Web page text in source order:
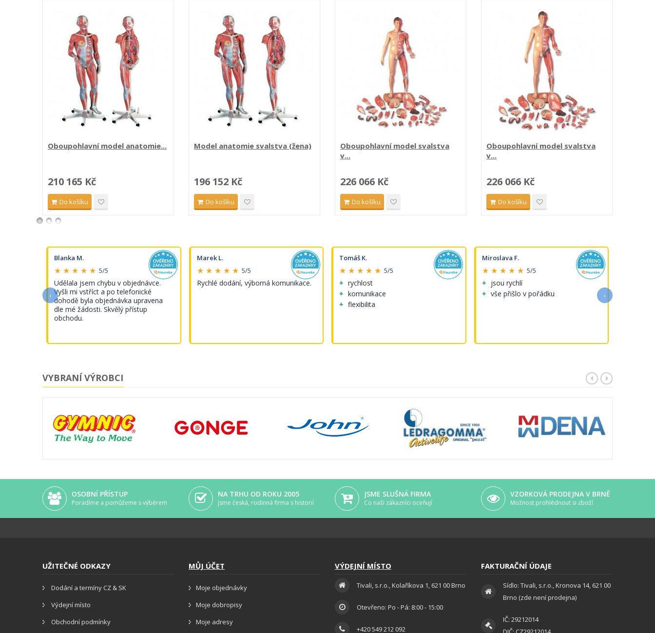
Oboupohlavní model anatomie...
210 165 Kč
Do košíku
Model anatomie svalstva (žena)
196 152 Kč
Do košíku
Oboupohlavní model svalstva
v...
226 066 Kč
Do košíku
Oboupohlavní model svalstva
v...
226 066 Kč
Do košíku
Blanka M.
★ ★ ★ ★ ★ 5/5
Udělala jsem chybu v objednávce.
Vyšli mi vstříct a po telefonické
dohodě byla objednávka upravena
dle mé žádosti. Skvělý přístup
obchodu.
Marek L.
★ ★ ★ ★ ★ 5/5
Rychlé dodání, výborná komunikace.
Tomáš K.
★ ★ ★ ★ ★ 5/5
rychlost
komunikace
flexibilita
Miroslava F.
★ ★ ★ ★ ★ 5/5
jsou rychlí
vše přišlo v pořádku
‹ ›
VYBRANÍ VÝROBCI
OSOBNÍ PŘÍSTUP
Poradíme a pomůžeme s výběrem
NA TRHU OD ROKU 2005
Jsme česká, rodinná firma s historií
JSME SLUŠNÁ FIRMA
Co naši zákazníci oceňují
VZORKOVÁ PRODEJNA V BRNĚ
Možnost prohlédnout si zboží
UŽITEČNÉ ODKAZY
Dodání a termíny CZ & SK
Výdejní místo
Obchodní podmínky
MŮJ ÚČET
Moje objednávky
Moje dobropisy
Moje adresy
VÝDEJNÍ MÍSTO
Tivali, s.r.o., Kolaříkova 1, 621 00 Brno
Otevřeno: Po - Pá: 8:00 - 15:00
+420 549 212 092
FAKTURAČNÍ ÚDAJE
Sídlo: Tivali, s.r.o., Kronova 14, 621 00
Brno (zde není prodejna)
IČ: 29212014